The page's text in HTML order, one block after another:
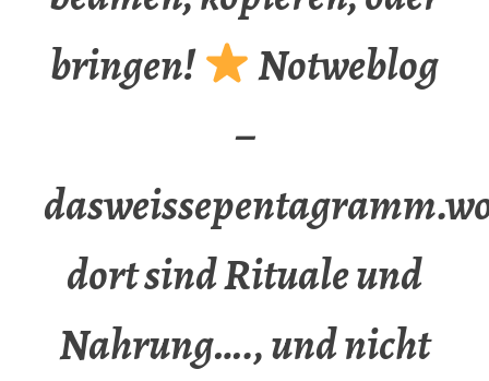
bringen!
Notweblog
–
dort sind Rituale und
Nahrung…., und nicht